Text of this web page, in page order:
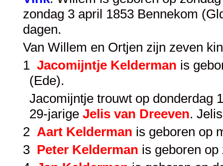
zondag 3 april 1853 Bennekom
dagen.
Van Willem en Ortjen zijn zeven
1 Jacomijntje Kelderman is
(Ede).
Jacomijntje trouwt op donderdag
29-jarigeJelis van Dreeven.
2 Aart Kelderman is geboren op
3 Peter Kelderman is geboren